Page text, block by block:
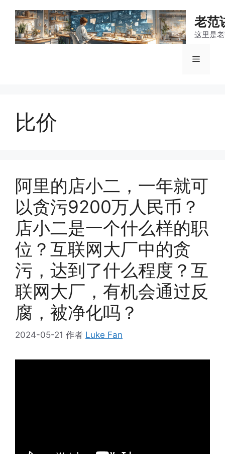
老范
这里是
菜
比价
阿里的店小二，一年就可
以贪污9200万人民币？
店小二是一个什么样的职
位？互联网大厂中的贪
污，达到了什么程度？互
联网大厂，有机会通过反
腐，被净化吗？
2024-05-21 作者 Luke Fan